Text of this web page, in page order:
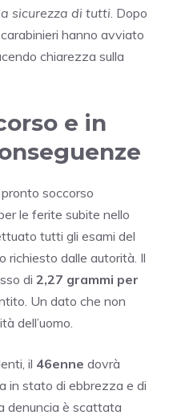
sicurezza di tutti . Dopo
hanno avviato
chiarezza sulla
e in
soccorso
le ferite subite nello
tutti gli esami del
richiesto dalle autorità. Il
di 2,27 grammi per
Un dato che non
dell’uomo.
il 46enne dovrà
in stato di ebbrezza e di
denuncia è scattata